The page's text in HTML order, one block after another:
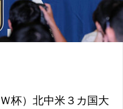
杯）北中米３カ国大